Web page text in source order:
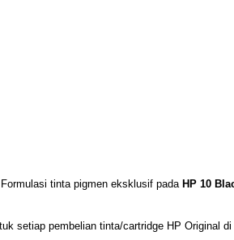
tinta pigmen eksklusif pada HP 10
setiap pembelian tinta/cartridge HP Original